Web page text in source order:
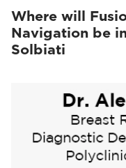
Where will
Navigation be
Solbiati